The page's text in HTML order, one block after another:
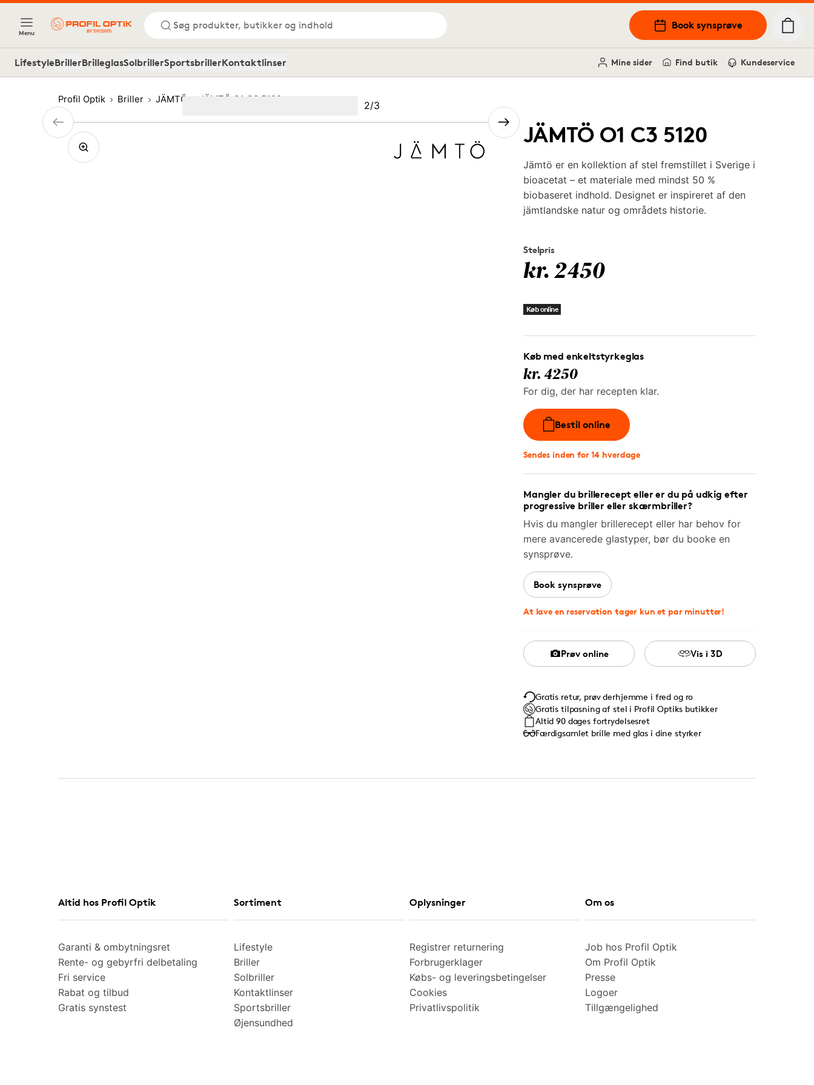
Menu
Søg produkter, butikker og indhold Book synsprøve
LifestyleBrillerBrilleglasSolbrillerSportsbrillerKontaktlinser Mine sider Find butik Kundeservice
Profil Optik Briller JÄMTÖ JÄMTÖ O1 C3 5120
JÄMTÖ O1 C3 5120
Jämtö er en kollektion af stel fremstillet i Sverige i
bioacetat – et materiale med mindst 50 %
biobaseret indhold. Designet er inspireret af den
jämtlandske natur og områdets historie.
Stelpris
kr. 2450
Køb online
Køb med enkeltstyrkeglas
kr. 4250
For dig, der har recepten klar.
Bestil online
Sendes inden for 14 hverdage
Mangler du brillerecept eller er du på udkig efter
progressive briller eller skærmbriller?
Hvis du mangler brillerecept eller har behov for
mere avancerede glastyper, bør du booke en
synsprøve.
Book synsprøve
At lave en reservation tager kun et par minutter!
Prøv online Vis i 3D
Gratis retur, prøv derhjemme i fred og ro
Gratis tilpasning af stel i Profil Optiks butikker
Altid 90 dages fortrydelsesret
Færdigsamlet brille med glas i dine styrker
Billede
2/3
3
Altid hos Profil Optik
Garanti & ombytningsret
Rente- og gebyrfri delbetaling
Fri service
Rabat og tilbud
Gratis synstest
Sortiment
Lifestyle
Briller
Solbriller
Kontaktlinser
Sportsbriller
Øjensundhed
Oplysninger
Registrer returnering
Forbrugerklager
Købs- og leveringsbetingelser
Cookies
Privatlivspolitik
Om os
Job hos Profil Optik
Om Profil Optik
Presse
Logoer
Tillgængelighed